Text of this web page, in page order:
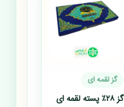
گز لقمه ای
گز ۲۸٪ پسته لقمه ای